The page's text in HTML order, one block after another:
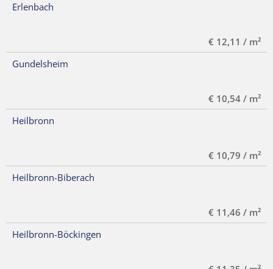
Erlenbach
€ 12,11 / m²
Gundelsheim
€ 10,54 / m²
Heilbronn
€ 10,79 / m²
Heilbronn-Biberach
€ 11,46 / m²
Heilbronn-Böckingen